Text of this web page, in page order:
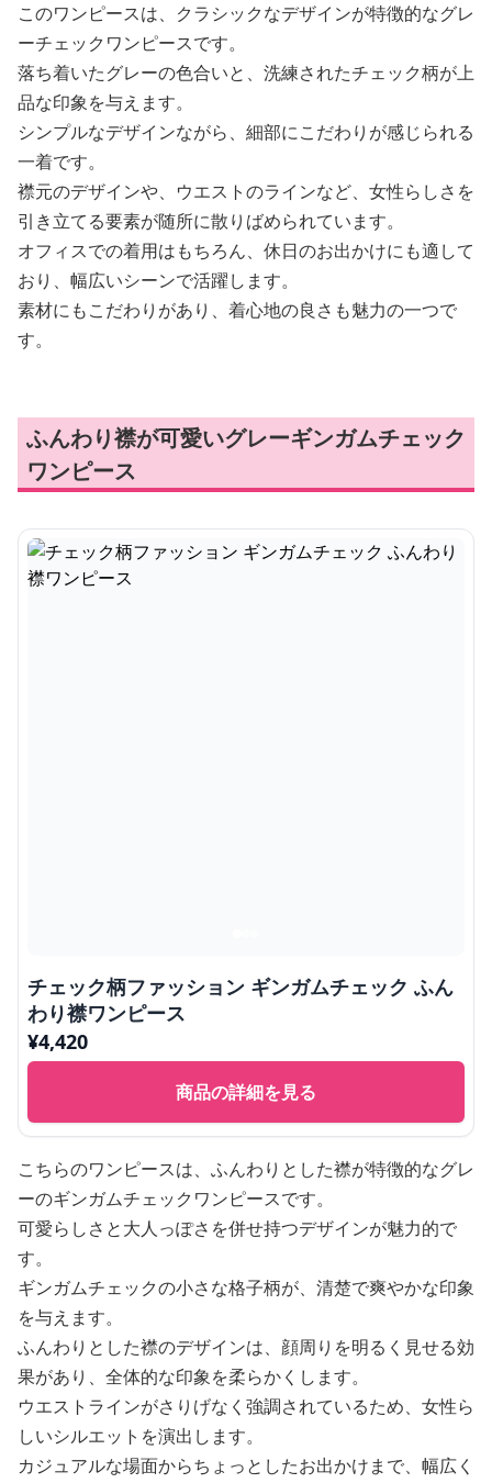
このワンピースは、クラシックなデザインが特徴的なグレ
ーチェックワンピースです。
落ち着いたグレーの色合いと、洗練されたチェック柄が上
品な印象を与えます。
シンプルなデザインながら、細部にこだわりが感じられる
一着です。
襟元のデザインや、ウエストのラインなど、女性らしさを
引き立てる要素が随所に散りばめられています。
オフィスでの着用はもちろん、休日のお出かけにも適して
おり、幅広いシーンで活躍します。
素材にもこだわりがあり、着心地の良さも魅力の一つで
す。
ふんわり襟が可愛いグレーギンガムチェック
ワンピース
チェック柄ファッション ギンガムチェック ふん
わり襟ワンピース
¥4,420
商品の詳細を見る
こちらのワンピースは、ふんわりとした襟が特徴的なグレ
ーのギンガムチェックワンピースです。
可愛らしさと大人っぽさを併せ持つデザインが魅力的で
す。
ギンガムチェックの小さな格子柄が、清楚で爽やかな印象
を与えます。
ふんわりとした襟のデザインは、顔周りを明るく見せる効
果があり、全体的な印象を柔らかくします。
ウエストラインがさりげなく強調されているため、女性ら
しいシルエットを演出します。
カジュアルな場面からちょっとしたお出かけまで、幅広く